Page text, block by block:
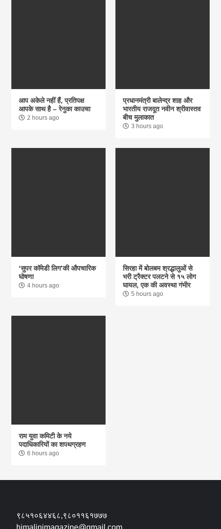
आप अकेले नहीं हैं, प्रतिपक्ष
आपके साथ है – रेनुका काउचा
2 hours ago
प्रधानमंत्री बालेन्द्र शाह और
भारतीय राजदूत नवीन श्रीवास्तव
बीच मुलाकात
3 hours ago
‘सुपर कॉमेडी लिग’की औपचारिक
घोषणा
4 hours ago
सिरहा में बोलबम श्रद्धालुओं से
भरी ट्रैक्टर पलटने से १५ लोग
घायल, एक की अवस्था गंभीर
5 hours ago
राम युवा कमिटी के नये
पदाधिकारियों का शपथग्रहण
6 hours ago
९८५१०६४४६८,९८०११६१७७७
himalinimagazine@gmail.com